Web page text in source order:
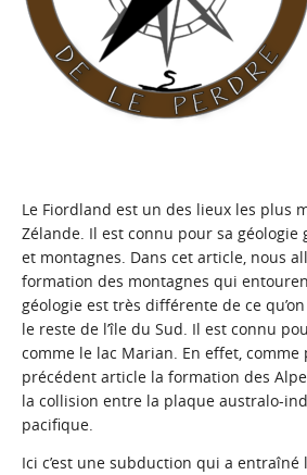
Le Fiordland est un des lieux les plus
Zélande. Il est connu pour sa
et montagnes. Dans cet article, nous
formation des montagnes qui
géologie est très différente de ce
le reste de l’île du Sud. Il est connu
comme le lac Marian. En effet, comme
précédent article la formation des
la collision entre la plaque australo-
pacifique.
Ici c’est une subduction qui a